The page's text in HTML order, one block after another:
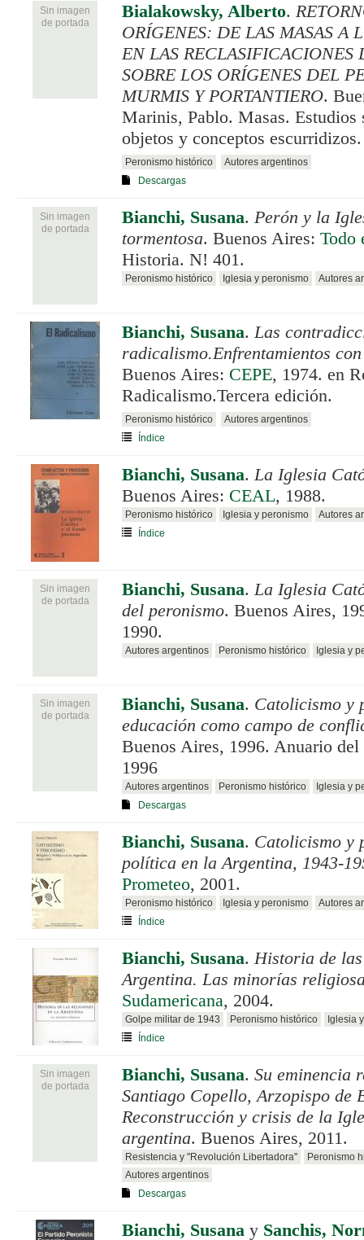
Sin imagen
de portada
Bialakowsky, Alberto.
ORÍGENES: DE LAS MASAS A
EN LAS RECLASIFICACIONES
SOBRE LOS ORÍGENES DEL
MURMIS Y PORTANTIERO.
Marinis, Pablo. Masas. Estudios
objetos y conceptos escurridizos.
Peronismo histórico
Autores argentinos
Descargas
Sin imagen
de portada
Bianchi, Susana. Perón y la
tormentosa. Buenos Aires: Todo
Historia. N! 401.
Peronismo histórico Iglesia y peronismo Autores
Bianchi, Susana. Las
radicalismo.Enfrentamientos
Buenos Aires: CEPE, 1974. en
Radicalismo.Tercera edición.
Peronismo histórico
Autores argentinos
Índice
Bianchi, Susana. La Iglesia
Buenos Aires: CEAL, 1988.
Peronismo histórico Iglesia y peronismo
Autores
Índice
Sin imagen
de portada
Bianchi, Susana. La Iglesia
del peronismo. Buenos Aires,
1990.
Autores argentinos Peronismo histórico Iglesia y
Sin imagen
de portada
Bianchi, Susana. Catolicismo y
educación como campo de
Buenos Aires, 1996. Anuario
1996
Autores argentinos Peronismo histórico
Iglesia y
Descargas
Bianchi, Susana. Catolicismo y
política en la Argentina, 1943-
Prometeo, 2001.
Peronismo histórico Iglesia y peronismo
Autores
Índice
Bianchi, Susana. Historia de
Argentina. Las minorías
Sudamericana, 2004.
Golpe militar de 1943 Peronismo histórico
Iglesia
Índice
Sin imagen
de portada
Bianchi, Susana. Su eminencia
Santiago Copello, Arzopispo de
Reconstrucción y crisis de la
argentina. Buenos Aires, 2011.
Resistencia y "Revolución Libertadora"
Peronismo
Autores argentinos
Descargas
Bianchi, Susana y Sanchis,